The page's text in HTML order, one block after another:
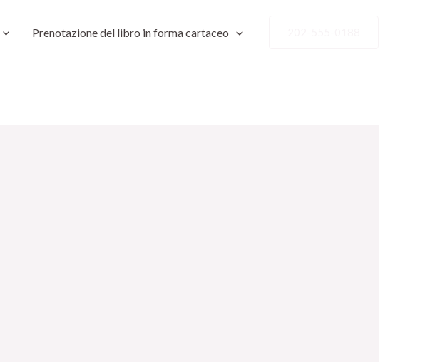
Prenotazione del libro in forma cartaceo